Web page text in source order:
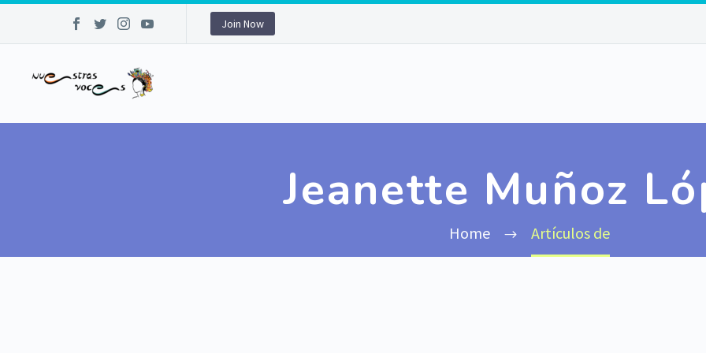
Join Now
Jeanette Muñoz
Home Artículos de